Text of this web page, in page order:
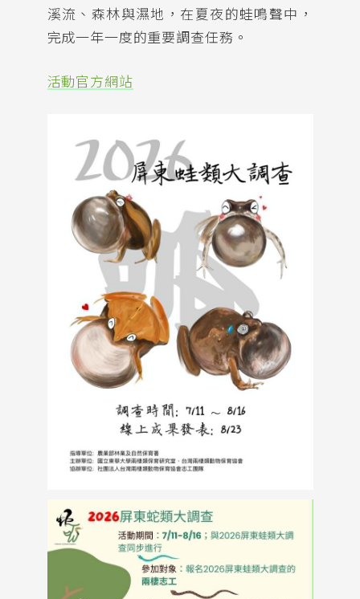
溪流、森林與濕地，在夏夜的蛙鳴聲中，
完成一年一度的重要調查任務。
活動官方網站